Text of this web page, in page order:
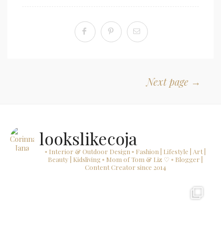
Next page →
lookslikecoja
▫ Interior & Outdoor Design ▫ Fashion | Lifestyle | Art |
Beauty | Kidsliving▫ Mom of Tom & Liz ♡ ▫ Blogger |
Content Creator since 2014